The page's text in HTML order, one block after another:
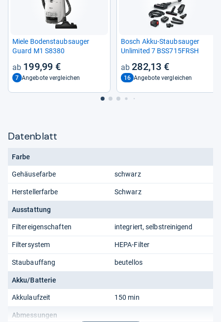
Miele Boden­staub­sau­ger
Guard M1 S8380
199,99 €
7 Angebote vergleichen
Bosch Akku-​Staub­sau­ger
Unlimi­ted 7 BSS715FRSH
282,13 €
16 Angebote vergleichen
Datenblatt
Farbe
Gehäusefarbe schwarz
Herstellerfarbe Schwarz
Ausstattung
Filtereigenschaften integriert, selbstreinigend
Filtersystem HEPA-Filter
Staubauffang beutellos
Akku/Batterie
Akkulaufzeit 150 min
Abmessungen